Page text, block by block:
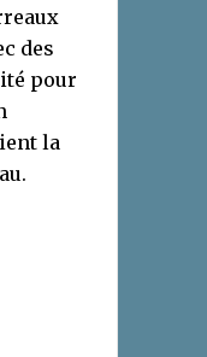
des
pour
la